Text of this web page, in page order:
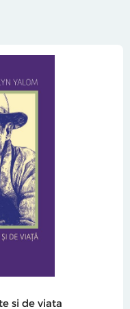
si de viata